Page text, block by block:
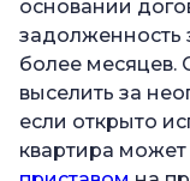
основании
задолженность
более месяцев.
выселить за
если открыто
квартира